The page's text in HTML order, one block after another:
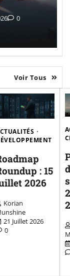
0
Voir Tous
: 15
2026
Korian
21 Juillet 2026
0